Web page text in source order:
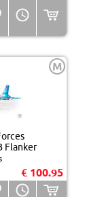
M
Flanker
€ 100.95